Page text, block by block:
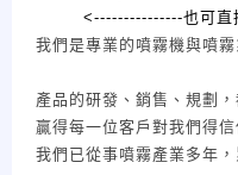
<---------------也可直
我們是專業的噴霧機與噴
產品的研發、銷售、規劃
贏得每一位客戶對我們得
我們已從事噴霧產業多年